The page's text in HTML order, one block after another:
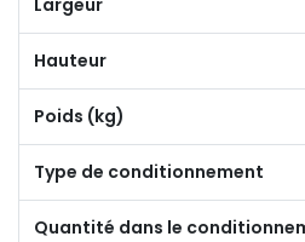
Hauteur
Poids (kg)
Type de conditionnement
Quantité dans le